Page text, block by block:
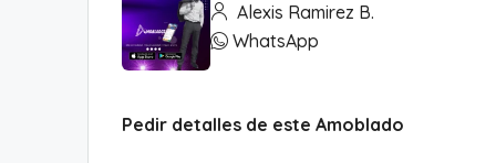
Alexis Ramirez B.
WhatsApp
Pedir detalles de este Amoblado